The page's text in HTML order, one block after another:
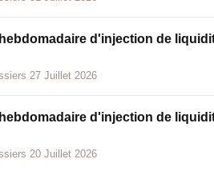
d'injection de
27 Juillet 2026
d'injection de
20 Juillet 2026